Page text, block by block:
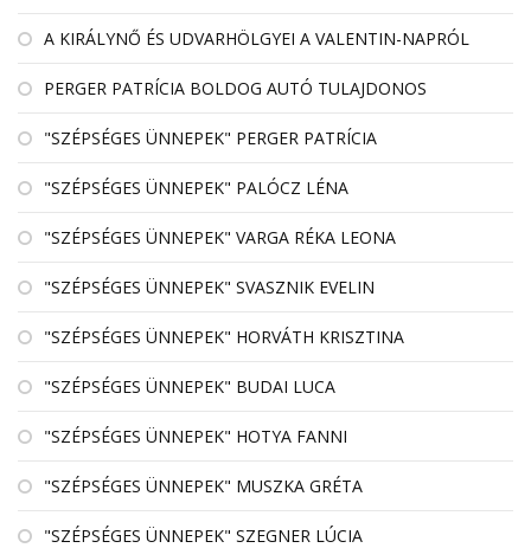
A KIRÁLYNŐ ÉS UDVARHÖLGYEI A VALENTIN-NAPRÓL
PERGER PATRÍCIA BOLDOG AUTÓ TULAJDONOS
"SZÉPSÉGES ÜNNEPEK" PERGER PATRÍCIA
"SZÉPSÉGES ÜNNEPEK" PALÓCZ LÉNA
"SZÉPSÉGES ÜNNEPEK" VARGA RÉKA LEONA
"SZÉPSÉGES ÜNNEPEK" SVASZNIK EVELIN
"SZÉPSÉGES ÜNNEPEK" HORVÁTH KRISZTINA
"SZÉPSÉGES ÜNNEPEK" BUDAI LUCA
"SZÉPSÉGES ÜNNEPEK" HOTYA FANNI
"SZÉPSÉGES ÜNNEPEK" MUSZKA GRÉTA
"SZÉPSÉGES ÜNNEPEK" SZEGNER LÚCIA